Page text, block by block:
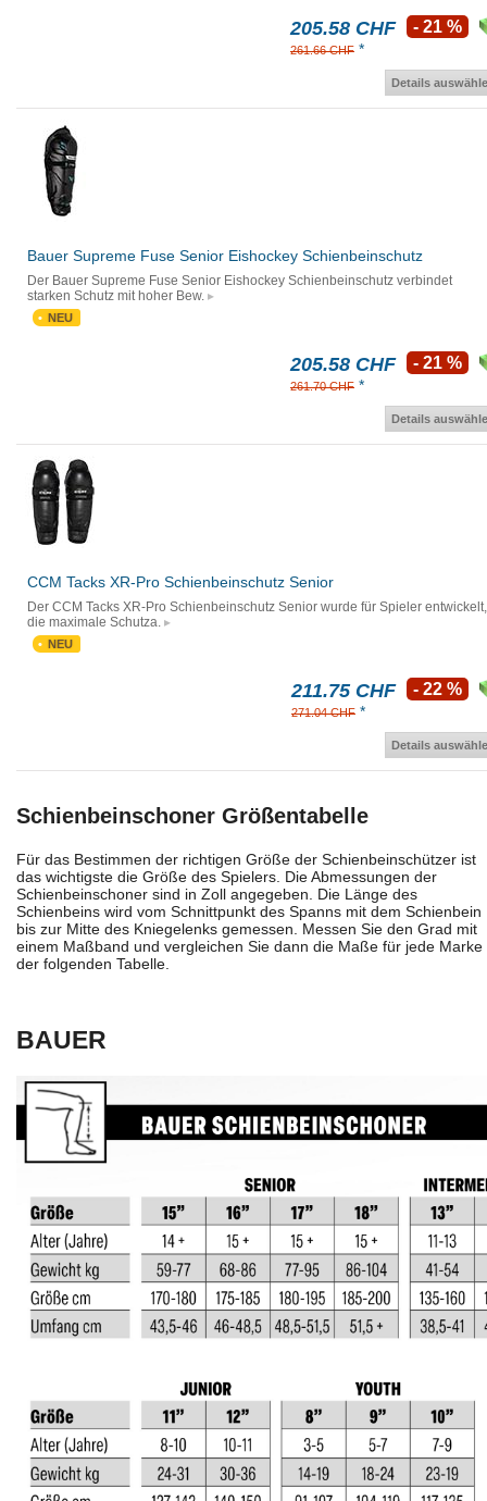
205.58 CHF
261.66 CHF *
- 21 %
Details
Bauer Supreme Fuse Senior Eishockey Schienbeinschutz
Der Bauer Supreme Fuse Senior Eishockey Schienbeinschutz verbindet
starken Schutz mit hoher Bew.
NEU
205.58 CHF
261.70 CHF *
- 21 %
Details
CCM Tacks XR-Pro Schienbeinschutz Senior
Der CCM Tacks XR-Pro Schienbeinschutz Senior wurde für Spieler entwickelt,
die maximale Schutza.
NEU
211.75 CHF
271.04 CHF *
- 22 %
Details
Schienbeinschoner Größentabelle
Für das Bestimmen der richtigen Größe der Schienbeinschützer ist
das wichtigste die Größe des Spielers. Die Abmessungen der
Schienbeinschoner sind in Zoll angegeben. Die Länge des
Schienbeins wird vom Schnittpunkt des Spanns mit dem Schienbein
bis zur Mitte des Kniegelenks gemessen. Messen Sie den Grad mit
einem Maßband und vergleichen Sie dann die Maße für jede Marke
der folgenden Tabelle.
BAUER